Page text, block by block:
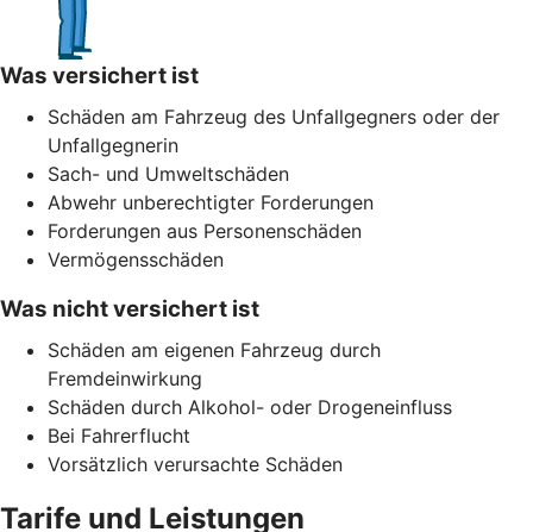
Was versichert ist
Schäden am Fahrzeug des Unfallgegners oder der
Unfallgegnerin
Sach- und Umweltschäden
Abwehr unberechtigter Forderungen
Forderungen aus Personenschäden
Vermögensschäden
Was nicht versichert ist
Schäden am eigenen Fahrzeug durch
Fremdeinwirkung
Schäden durch Alkohol- oder Drogeneinfluss
Bei Fahrerflucht
Vorsätzlich verursachte Schäden
Tarife und Leistungen